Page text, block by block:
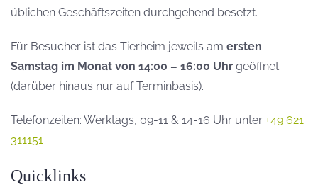
üblichen Geschäftszeiten durchgehend besetzt.
Für Besucher ist das Tierheim jeweils am ersten
Samstag im Monat von 14:00 – 16:00 Uhr geöffnet
(darüber hinaus nur auf Terminbasis).
Telefonzeiten: Werktags, 09-11 & 14-16 Uhr unter +49 621
311151
Quicklinks